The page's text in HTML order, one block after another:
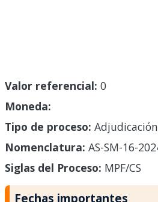
Valor referencial: 0
Moneda:
Tipo de proceso:
Nomenclatura: AS-SM-16-
Siglas del Proceso: MPF/CS
Fechas importantes